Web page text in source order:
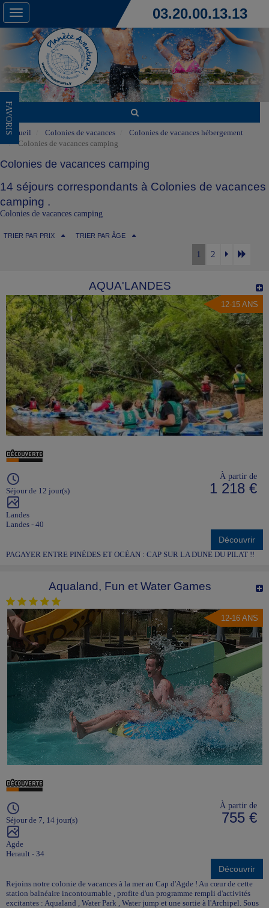
Toggle
navigation
03.20.00.13.13
FAVORIS
Accueil Colonies de vacances
Colonies de vacances hébergement
Colonies de vacances camping
Colonies de vacances camping
14 séjours correspondants à Colonies de vacances
camping .
Colonies de vacances camping
TRIER PAR PRIX TRIER PAR ÂGE
1 2
AQUA'LANDES
12-15 ANS
Séjour de 12 jour(s)
Landes
Landes - 40
À partir de
1 218 €
Découvrir
PAGAYER ENTRE PINÈDES ET OCÉAN : CAP SUR LA DUNE DU PILAT !!
Aqualand, Fun et Water Games
12-16 ANS
Séjour de 7, 14 jour(s)
Agde
Herault - 34
À partir de
755 €
Découvrir
Rejoins notre colonie de vacances à la mer au Cap d'Agde ! Au cœur de cette
station balnéaire incontournable , profite d'un programme rempli d'activités
excitantes : Aqualand , Water Park , Water jump et une sortie à l'Archipel. Sous